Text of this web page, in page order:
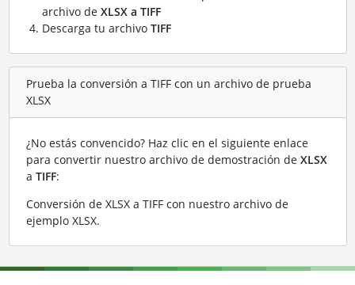
archivo de XLSX a TIFF
Descarga tu archivo TIFF
Prueba la conversión a TIFF con un archivo de prueba
XLSX
¿No estás convencido? Haz clic en el siguiente enlace
para convertir nuestro archivo de demostración de XLSX
a TIFF:
Conversión de XLSX a TIFF con nuestro archivo de
ejemplo XLSX.